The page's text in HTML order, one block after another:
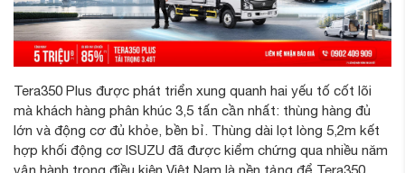
Tera350 Plus được phát triển xung quanh hai yếu tố cốt lõi
mà khách hàng phân khúc 3,5 tấn cần nhất: thùng hàng đủ
lớn và động cơ đủ khỏe, bền bỉ. Thùng dài lọt lòng 5,2m kết
hợp khối động cơ ISUZU đã được kiểm chứng qua nhiều năm